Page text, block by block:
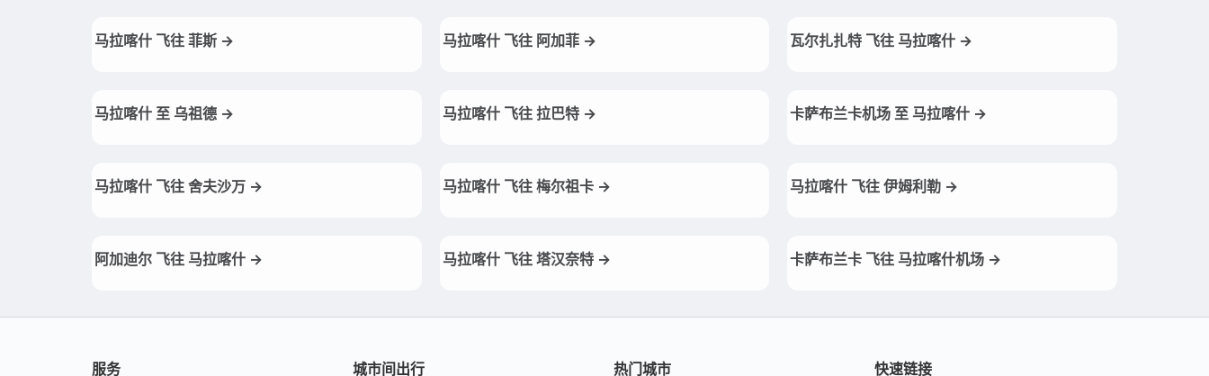
马拉喀什 飞往 菲斯 → 马拉喀什 飞往 阿加菲 → 瓦尔扎扎特 飞往 马拉喀什 →
马拉喀什 至 乌祖德 → 马拉喀什 飞往 拉巴特 → 卡萨布兰卡机场 至 马拉喀什 →
马拉喀什 飞往 舍夫沙万 → 马拉喀什 飞往 梅尔祖卡 → 马拉喀什 飞往 伊姆利勒 →
阿加迪尔 飞往 马拉喀什 → 马拉喀什 飞往 塔汉奈特 → 卡萨布兰卡 飞往 马拉喀什机场 →
服务 城市间出行 热门城市 快速链接